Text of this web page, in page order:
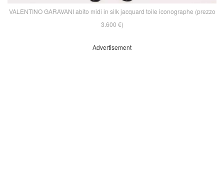
VALENTINO GARAVANI abito midi in silk jacquard toile iconographe (prezzo
3.600 €)
Advertisement